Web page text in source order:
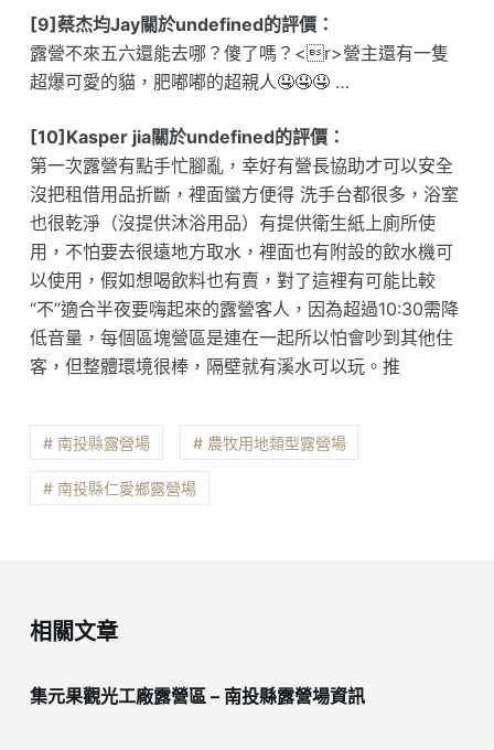
[9]蔡杰均Jay關於undefined的評價：
露營不來五六還能去哪？傻了嗎？<r>營主還有一隻
超爆可愛的貓，肥嘟嘟的超親人🤤🤤🤤 …
[10]Kasper jia關於undefined的評價：
第一次露營有點手忙腳亂，幸好有營長協助才可以安全
沒把租借用品折斷，裡面蠻方便得 洗手台都很多，浴室
也很乾淨（沒提供沐浴用品）有提供衛生紙上廁所使
用，不怕要去很遠地方取水，裡面也有附設的飲水機可
以使用，假如想喝飲料也有賣，對了這裡有可能比較
“不”適合半夜要嗨起來的露營客人，因為超過10:30需降
低音量，每個區塊營區是連在一起所以怕會吵到其他住
客，但整體環境很棒，隔壁就有溪水可以玩。推
# 南投縣露營場 # 農牧用地類型露營場
# 南投縣仁愛鄉露營場
相關文章
集元果觀光工廠露營區 – 南投縣露營場資訊